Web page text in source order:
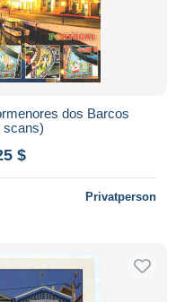
dos Barcos
scans)
$
Privatperson